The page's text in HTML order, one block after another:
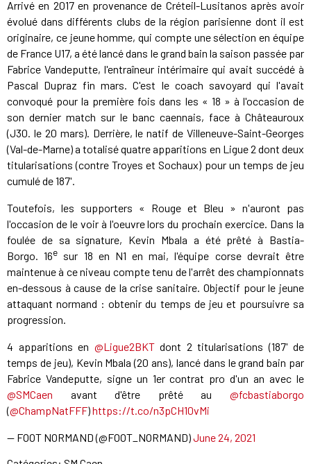
Arrivé en 2017 en provenance de Créteil-Lusitanos après avoir
évolué dans différents clubs de la région parisienne dont il est
originaire, ce jeune homme, qui compte une sélection en équipe
de France U17, a été lancé dans le grand bain la saison passée par
Fabrice Vandeputte, l'entraîneur intérimaire qui avait succédé à
Pascal Dupraz fin mars. C'est le coach savoyard qui l'avait
convoqué pour la première fois dans les « 18 » à l'occasion de
son dernier match sur le banc caennais, face à Châteauroux
(J30. le 20 mars). Derrière, le natif de Villeneuve-Saint-Georges
(Val-de-Marne) a totalisé quatre apparitions en Ligue 2 dont deux
titularisations (contre Troyes et Sochaux) pour un temps de jeu
cumulé de 187'.
Toutefois, les supporters « Rouge et Bleu » n'auront pas
l'occasion de le voir à l'oeuvre lors du prochain exercice. Dans la
foulée de sa signature, Kevin Mbala a été prêté à Bastia-
Borgo. 16e sur 18 en N1 en mai, l'équipe corse devrait être
maintenue à ce niveau compte tenu de l'arrêt des championnats
en-dessous à cause de la crise sanitaire. Objectif pour le jeune
attaquant normand : obtenir du temps de jeu et poursuivre sa
progression.
4 apparitions en @Ligue2BKTdont 2 titularisations (187' de
temps de jeu), Kevin Mbala (20 ans), lancé dans le grand bain par
Fabrice Vandeputte, signe un 1er contrat pro d'un an avec le
@SMCaen avant d'être prêté au @fcbastiaborgo
(@ChampNatFFF)https://t.co/n3pCH10vMi
— FOOT NORMAND (@FOOT_NORMAND)June 24, 2021